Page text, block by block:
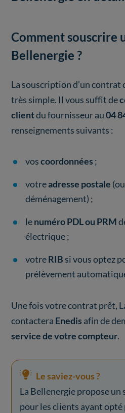
Comment souscrire
Bellenergie ?
La souscription d’un contrat
très simple. Il vous suffit de
clientdu fournisseur au04
renseignements suivants :
voscoordonnées ;
votreadresse postale
déménagement) ;
lenuméro PDL ou PRM
électrique ;
votreRIB si vous optez
prélèvement
Une fois votre contrat prêt,
contactera Enedis afin de
service de votre compteur.
Le saviez-vous ?
La Bellenergie propose un
pour les clients ayant opté